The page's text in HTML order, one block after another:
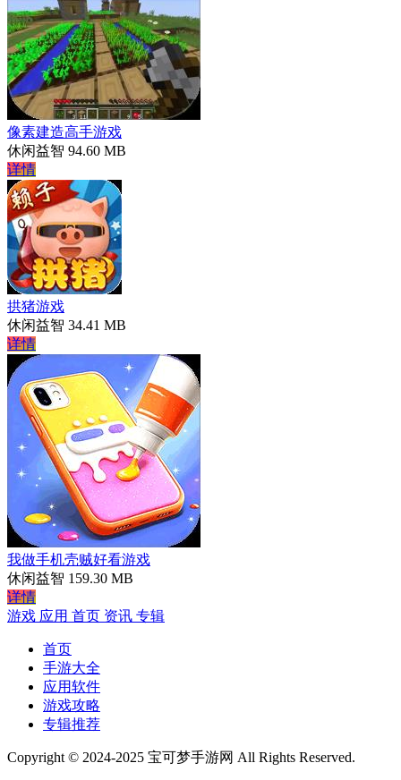
像素建造高手游戏
休闲益智 94.60 MB
详情
拱猪游戏
休闲益智 34.41 MB
详情
我做手机壳贼好看游戏
休闲益智 159.30 MB
详情
游戏 应用 首页 资讯 专辑
首页
手游大全
应用软件
游戏攻略
专辑推荐
Copyright © 2024-2025 宝可梦手游网 All Rights Reserved.